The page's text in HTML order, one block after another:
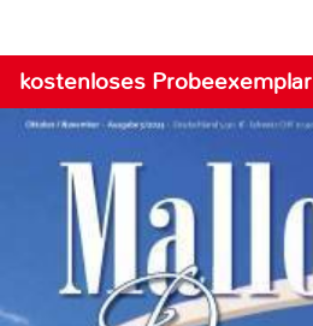
kostenloses Probeexemplar